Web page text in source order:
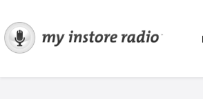
to
content